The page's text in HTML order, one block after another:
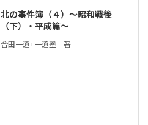
北の事件簿（４）～昭和戦後
（下）・平成篇～
合田一道+一道塾 著